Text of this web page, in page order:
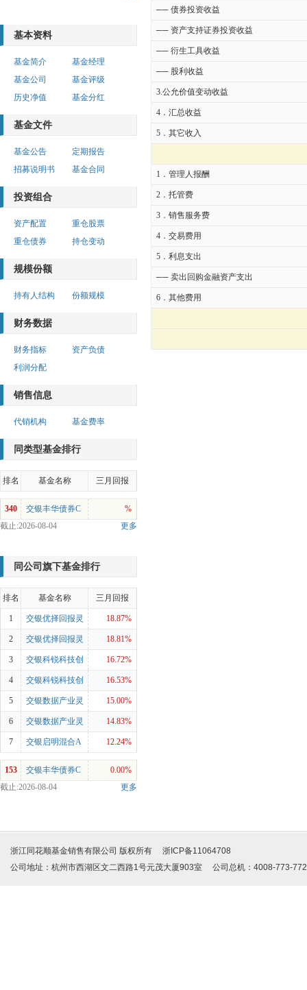
── 债券投资收益
── 资产支持证券投资收益
── 衍生工具收益
── 股利收益
3.公允价值变动收益
4．汇总收益
5．其它收入
1．管理人报酬
2．托管费
3．销售服务费
4．交易费用
5．利息支出
── 卖出回购金融资产支出
6．其他费用
基本资料
基金简介
基金经理
基金公司
基金评级
历史净值
基金分红
基金文件
基金公告
定期报告
招募说明书
基金合同
投资组合
资产配置
重仓股票
重仓债券
持仓变动
规模份额
持有人结构 份额规模
财务数据
财务指标
资产负债
利润分配
销售信息
代销机构 基金费率
同类型基金排行
排名 基金名称 三月回报
340 交银丰华债券C
%
截止:2026-08-04
更多
同公司旗下基金排行
排名 基金名称 三月回报
1 交银优择回报灵
活配置混合A
18.87%
2 交银优择回报灵
活配置混合C
18.81%
3 交银科锐科技创
新混合A
16.72%
4 交银科锐科技创
新混合C
16.53%
5 交银数据产业灵
活配置混合A
15.00%
6 交银数据产业灵
活配置混合C
14.83%
7 交银启明混合A 12.24%
153 交银丰华债券C
0.00%
截止:2026-08-04
更多
浙江同花顺基金销售有限公司 版权所有 浙ICP备11064708
公司地址：杭州市西湖区文二西路1号元茂大厦903室 公司总机：4008-773-772